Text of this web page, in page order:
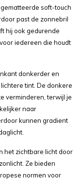
soft-touch
past de zonnebril
hij ook gedurende
iedereen die houdt
donkerder en
tint. De donkere
verminderen, terwijl je
naar
kunnen gradient
het zichtbare licht door
Ze bieden
normen voor